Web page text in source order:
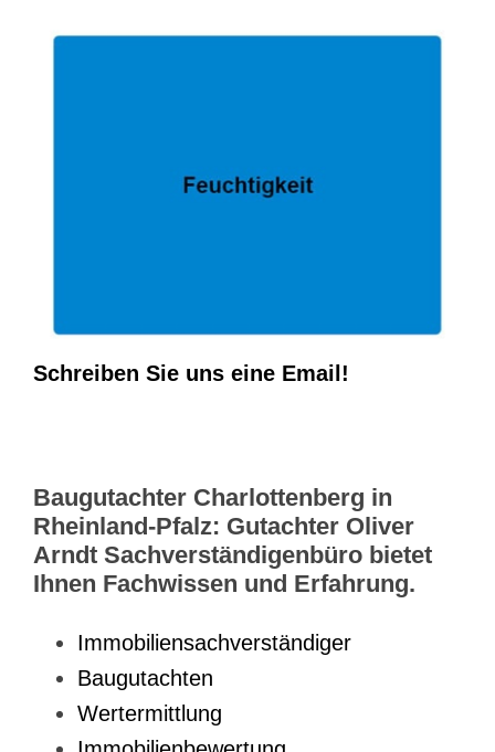
Schreiben Sie uns eine Email!
Baugutachter Charlottenberg in
Rheinland-Pfalz: Gutachter Oliver
Arndt Sachverständigenbüro bietet
Ihnen Fachwissen und Erfahrung.
Immobiliensachverständiger
Baugutachten
Wertermittlung